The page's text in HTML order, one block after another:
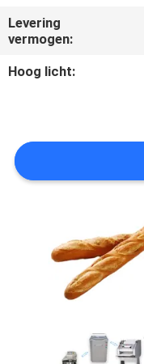
OP
NIEUWS
OFFERTE
SITEMAP
PRIVACY
Levering
vermogen:
Hoog licht: